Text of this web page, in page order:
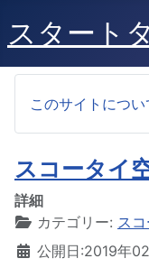
スタート
このサイトについ
スコータイ
詳細
カテゴリー: ス
公開日:2019年